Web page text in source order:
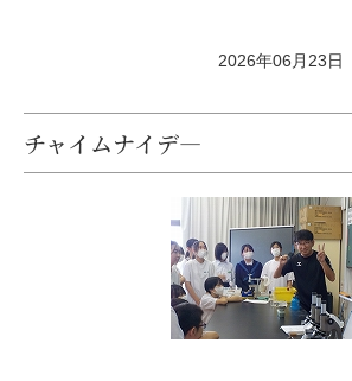
2026年06月23日
チャイムナイデ―